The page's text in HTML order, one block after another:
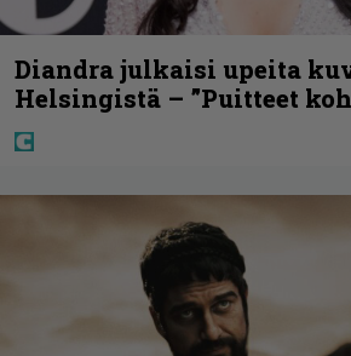
Diandra julkaisi upeita
Helsingistä – ”Puitteet